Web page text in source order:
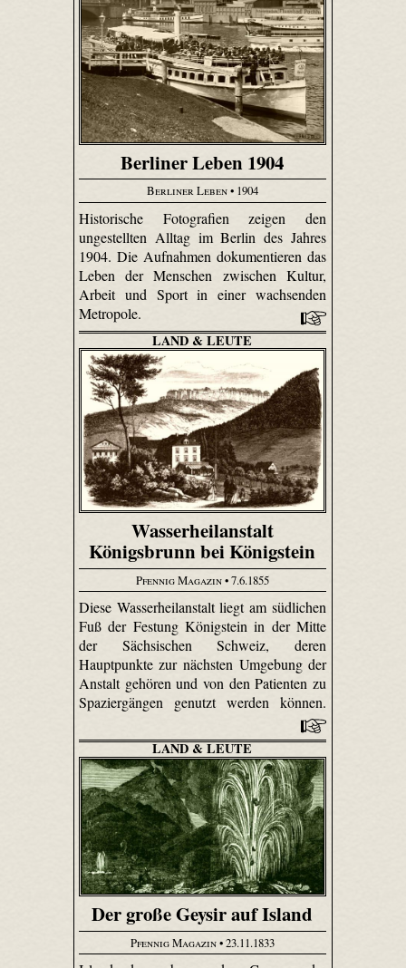
Berliner Leben 1904
Berliner Leben• 1904
Historische Fotografien zeigen den
ungestellten Alltag im Berlin des Jahres
1904. Die Aufnahmen dokumentieren das
Leben der Menschen zwischen Kultur,
Arbeit und Sport in einer wachsenden
Metropole.
LAND & LEUTE
Wasserheilanstalt
Königsbrunn bei Königstein
Pfennig Magazin• 7.6.1855
Diese Wasserheilanstalt liegt am südlichen
Fuß der Festung Königstein in der Mitte
der Sächsischen Schweiz, deren
Hauptpunkte zur nächsten Umgebung der
Anstalt gehören und von den Patienten zu
Spaziergängen genutzt werden können.
LAND & LEUTE
Der große Geysir auf Island
Pfennig Magazin• 23.11.1833